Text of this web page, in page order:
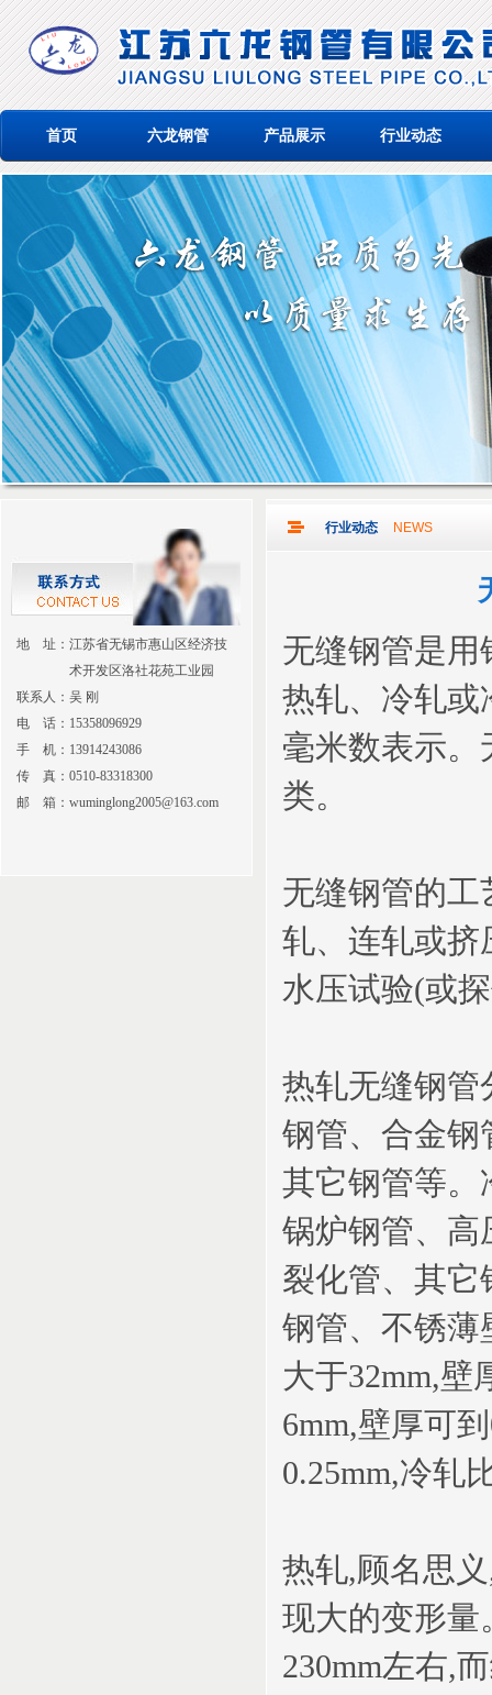
首页 六龙钢管 产品展示 行业动态
地 址：江苏省无锡市惠山区经济技
术开发区洛社花苑工业园
联系人：吴 刚
电 话：15358096929
手 机：13914243086
传 真：0510-83318300
邮 箱：wuminglong2005@163.com
行业动态 NEWS
无缝钢管是用
热轧、冷轧或
毫米数表示。
类。
无缝钢管的
轧、连轧或
水压试验(或
热轧无缝钢管
钢管、合金钢
其它钢管等。
锅炉钢管、高
裂化管、其它
钢管、不锈薄
大于32mm,壁
6mm,壁厚可
0.25mm,冷轧
热轧,顾名思
现大的变形量
230mm左右,